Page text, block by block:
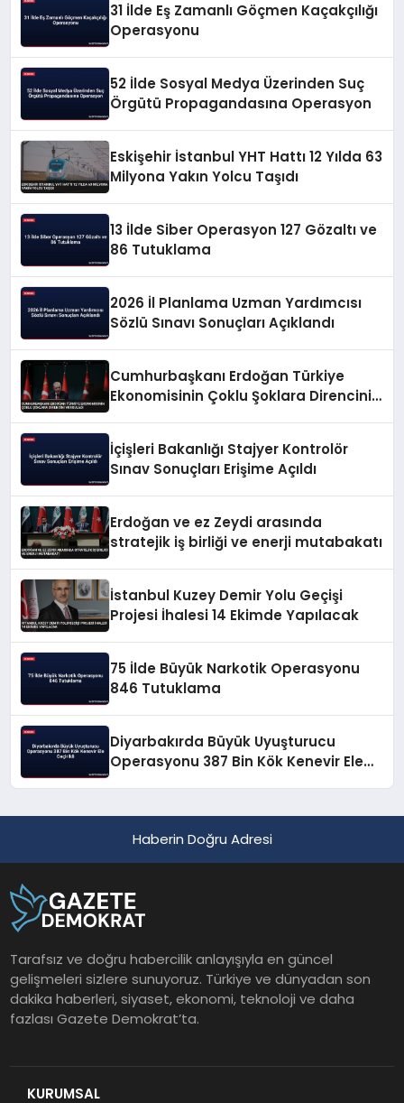
31 İlde Eş Zamanlı Göçmen Kaçakçılığı
Operasyonu
52 İlde Sosyal Medya Üzerinden Suç
Örgütü Propagandasına Operasyon
Eskişehir İstanbul YHT Hattı 12 Yılda 63
Milyona Yakın Yolcu Taşıdı
13 İlde Siber Operasyon 127 Gözaltı ve
86 Tutuklama
2026 İl Planlama Uzman Yardımcısı
Sözlü Sınavı Sonuçları Açıklandı
Cumhurbaşkanı Erdoğan Türkiye
Ekonomisinin Çoklu Şoklara Direncini
İçişleri Bakanlığı Stajyer Kontrolör
Sınav Sonuçları Erişime Açıldı
Erdoğan ve ez Zeydi arasında
stratejik iş birliği ve enerji mutabakatı
İstanbul Kuzey Demir Yolu Geçişi
Projesi İhalesi 14 Ekimde Yapılacak
75 İlde Büyük Narkotik Operasyonu
846 Tutuklama
Diyarbakırda Büyük Uyuşturucu
Operasyonu 387 Bin Kök Kenevir Ele
Haberin Doğru Adresi
Tarafsız ve doğru habercilik anlayışıyla en güncel
gelişmeleri sizlere sunuyoruz. Türkiye ve dünyadan son
dakika haberleri, siyaset, ekonomi, teknoloji ve daha
fazlası Gazete Demokrat’ta.
KURUMSAL